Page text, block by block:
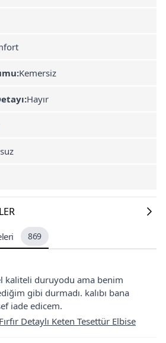
Kemersiz
Hayır
869
kaliteli duruyodu ama benim
gibi durmadı. kalıbı bana
iade edicem.
Detaylı Keten Tesettür Elbise